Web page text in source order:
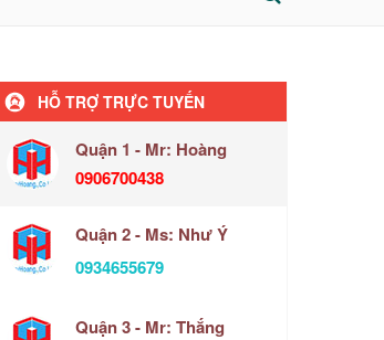
HỖ TRỢ TRỰC TUYẾN
Quận 1 - Mr: Hoàng
0906700438
Quận 2 - Ms: Như Ý
0934655679
Quận 3 - Mr: Thắng